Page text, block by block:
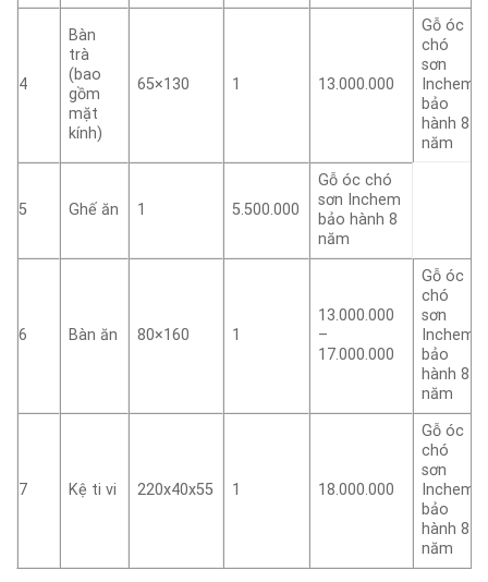
4
Bàn
trà
(bao
gồm
mặt
kính)
65×130 1 13.000.000
Gỗ óc
chó
sơn
Inchem
bảo
hành 8
năm
5 Ghế ăn 1 5.500.000
Gỗ óc chó
sơn Inchem
bảo hành 8
năm
6 Bàn ăn 80×160 1
13.000.000
–
17.000.000
Gỗ óc
chó
sơn
Inchem
bảo
hành 8
năm
7 Kệ ti vi 220x40x55 1 18.000.000
Gỗ óc
chó
sơn
Inchem
bảo
hành 8
năm